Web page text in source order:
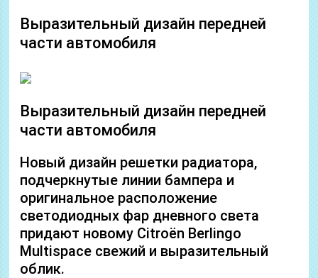
Выразительный дизайн передней
части автомобиля
Выразительный дизайн передней
части автомобиля
Новый дизайн решетки радиатора,
подчеркнутые линии бампера и
оригинальное расположение
светодиодных фар дневного света
придают новому Citroën Berlingo
Multispace свежий и выразительный
облик.